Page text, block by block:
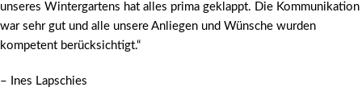
unseres Wintergartens hat alles prima geklappt. Die Kommunikation
war sehr gut und alle unsere Anliegen und Wünsche wurden
kompetent berücksichtigt.“
– Ines Lapschies